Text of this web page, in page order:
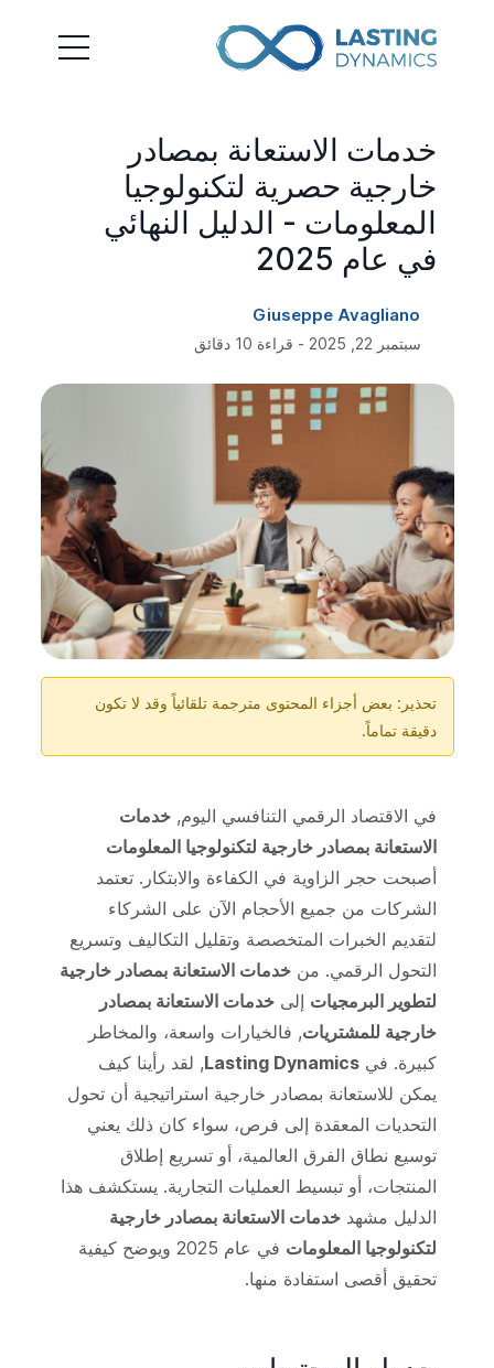
خدمات الاستعانة بمصادر
خارجية حصرية لتكنولوجيا
المعلومات - الدليل النهائي
في عام 2025
Giuseppe Avagliano
سبتمبر 22, 2025 - قراءة 10 دقائق
تحذير: بعض أجزاء المحتوى مترجمة تلقائياً وقد لا تكون
دقيقة تماماً.
في الاقتصاد الرقمي التنافسي اليوم,خدمات
الاستعانة بمصادر خارجية لتكنولوجيا المعلومات
أصبحت حجر الزاوية في الكفاءة والابتكار. تعتمد
الشركات من جميع الأحجام الآن على الشركاء
لتقديم الخبرات المتخصصة وتقليل التكاليف وتسريع
التحول الرقمي. منخدمات الاستعانة بمصادر خارجية
لتطوير البرمجيات إلىخدمات الاستعانة بمصادر
خارجية للمشتريات, فالخيارات واسعة، والمخاطر
كبيرة. فيLasting Dynamics, لقد رأينا كيف
يمكن للاستعانة بمصادر خارجية استراتيجية أن تحول
التحديات المعقدة إلى فرص، سواء كان ذلك يعني
توسيع نطاق الفرق العالمية، أو تسريع إطلاق
المنتجات، أو تبسيط العمليات التجارية. يستكشف هذا
الدليل مشهدخدمات الاستعانة بمصادر خارجية
لتكنولوجيا المعلومات
في عام 2025 ويوضح كيفية
تحقيق أقصى استفادة منها.